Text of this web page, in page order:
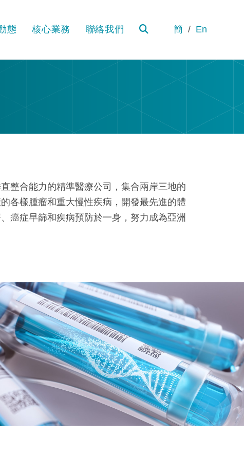
態 核心業務 聯絡我們 TOGGLE
WEBSITE
簡 En
整合能力的精準醫療公司，集合兩岸三地的
各樣腫瘤和重大慢性疾病，開發最先進的體
癌症早篩和疾病預防於一身，努力成為亞洲